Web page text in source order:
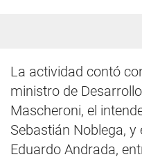
La actividad contó
ministro de
Mascheroni, el
Sebastián Noblega,
Eduardo Andrada,